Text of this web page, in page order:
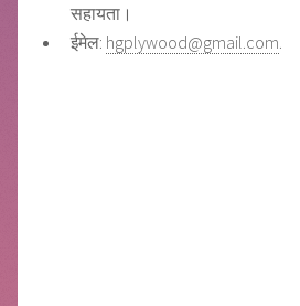
सहायता।
ईमेल: hgplywood@gmail.com